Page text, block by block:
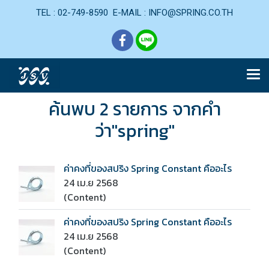
TEL : 02-749-8590 E-MAIL : INFO@SPRING.CO.TH
ค้นพบ 2 รายการ จากคำ
ว่า"spring"
ค่าคงที่ของสปริง Spring Constant คืออะไร
24 เม.ย 2568
(Content)
ค่าคงที่ของสปริง Spring Constant คืออะไร
24 เม.ย 2568
(Content)